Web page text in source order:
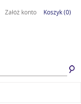
Załóż konto Koszyk(0)